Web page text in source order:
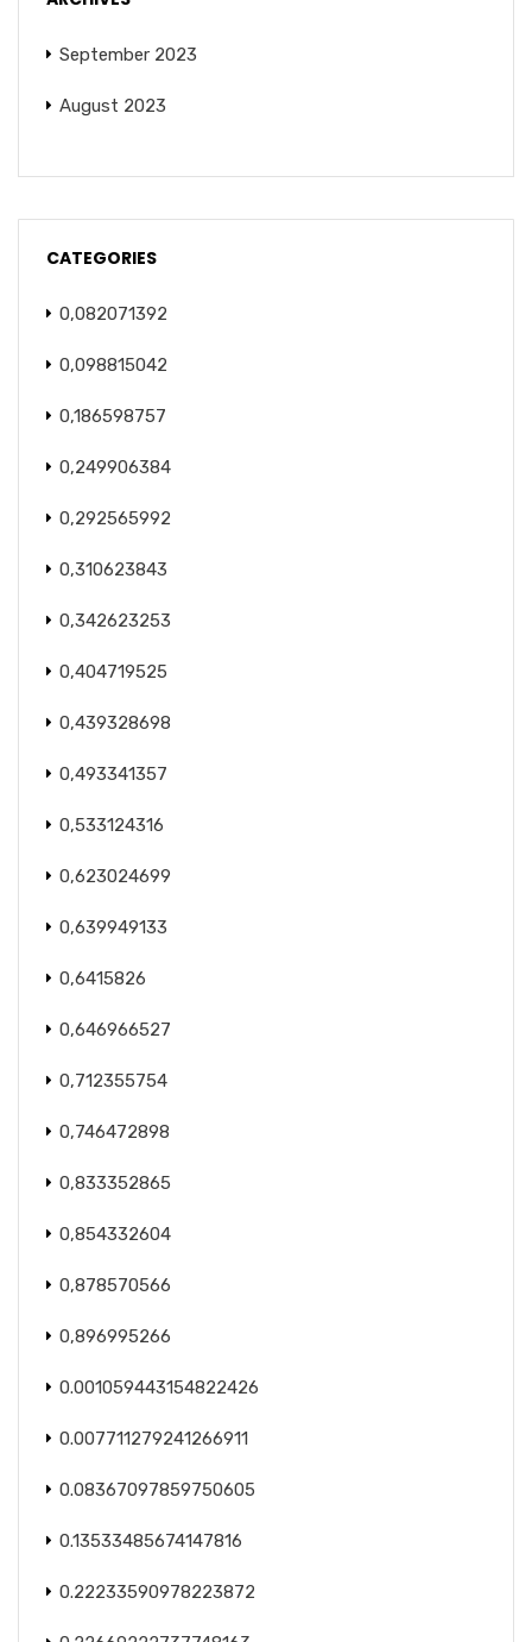
September 2023
August 2023
CATEGORIES
0,082071392
0,098815042
0,186598757
0,249906384
0,292565992
0,310623843
0,342623253
0,404719525
0,439328698
0,493341357
0,533124316
0,623024699
0,639949133
0,6415826
0,646966527
0,712355754
0,746472898
0,833352865
0,854332604
0,878570566
0,896995266
0.001059443154822426
0.007711279241266911
0.08367097859750605
0.13533485674147816
0.22233590978223872